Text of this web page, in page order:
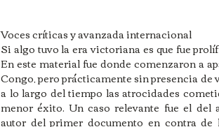
Voces críticas y avanzada internacional
Si algo tuvo la era victoriana es que fue
En este material fue donde comenzaron a
Congo, pero prácticamente sin presencia
a lo largo del tiempo las atrocidades
menor éxito. Un caso relevante fue el
autor del primer documento en contra